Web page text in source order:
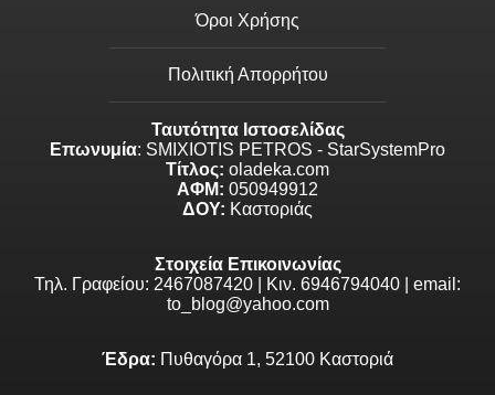
Όροι Χρήσης
Πολιτική Απορρήτου
Ταυτότητα Ιστοσελίδας
Επωνυμία: SMIXIOTIS PETROS - StarSystemPro
Τίτλος: oladeka.com
ΑΦΜ: 050949912
ΔΟΥ: Καστοριάς
Στοιχεία Επικοινωνίας
Τηλ. Γραφείου: 2467087420 | Κιν. 6946794040 | email:
to_blog@yahoo.com
Έδρα: Πυθαγόρα 1, 52100 Καστοριά